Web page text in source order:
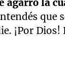
que
¡Por